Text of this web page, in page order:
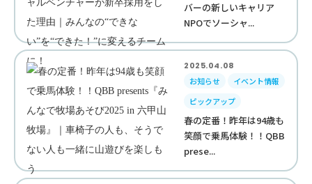
バーの新しいキャリア
NPOでソーシャ...
2025.04.08
お知らせ
イベント情報
ピックアップ
春の定番！昨年は94歳も
笑顔で乗馬体験！！QBB
prese...